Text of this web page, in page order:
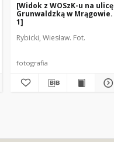
[Widok z WOSzK-u na ulicę
Grunwaldzką w Mrągowie.
1]
Rybicki, Wiesław. Fot.
fotografia